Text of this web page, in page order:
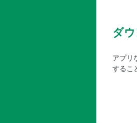
ダ
アプリ
するこ